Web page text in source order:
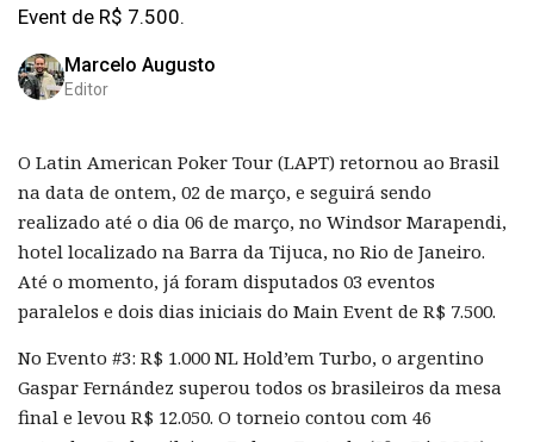
Event de R$ 7.500.
Marcelo Augusto
Editor
O Latin American Poker Tour (LAPT) retornou ao Brasil
na data de ontem, 02 de março, e seguirá sendo
realizado até o dia 06 de março, no Windsor Marapendi,
hotel localizado na Barra da Tijuca, no Rio de Janeiro.
Até o momento, já foram disputados 03 eventos
paralelos e dois dias iniciais do Main Event de R$ 7.500.
No Evento #3: R$ 1.000 NL Hold’em Turbo, o argentino
Gaspar Fernández superou todos os brasileiros da mesa
final e levou R$ 12.050. O torneio contou com 46